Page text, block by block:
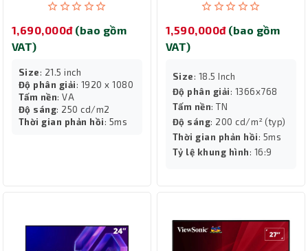
1,690,000đ (bao gồm
VAT)
Size: 21.5 inch
Độ phân giải: 1920 x 1080
Tấm nền: VA
Độ sáng: 250 cd/m2
Thời gian phản hồi: 5ms
1,590,000đ (bao gồm
VAT)
Size: 18.5 Inch
Độ phân giải: 1366x768
Tấm nền: TN
Độ sáng: 200 cd/m² (typ)
Thời gian phản hồi: 5ms
Tỷ lệ khung hình: 16:9